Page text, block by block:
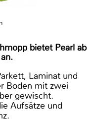
bietet Pearl ab
Laminat und
Boden mit zwei
gewischt.
Aufsätze und